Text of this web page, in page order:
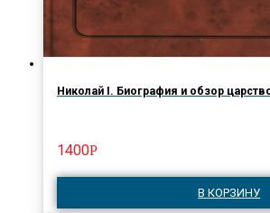
Николай I. Биография и обзор
1400Р
В КОРЗИНУ